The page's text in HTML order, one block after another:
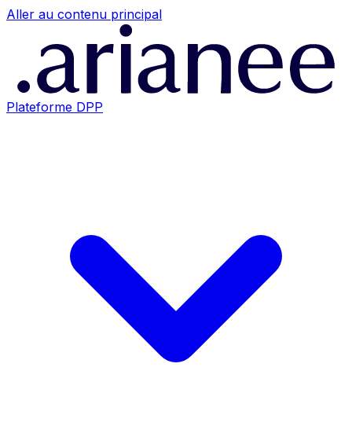
Aller au contenu principal
Plateforme DPP